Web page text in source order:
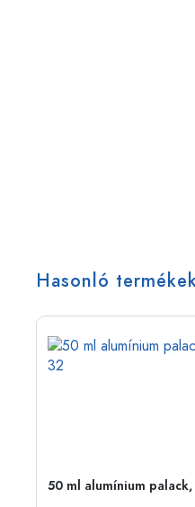
Hasonló
50 ml alumínium